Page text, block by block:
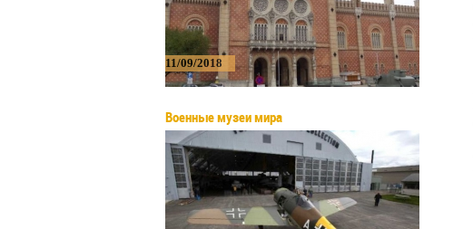
11/09/2018
Военные музеи мира